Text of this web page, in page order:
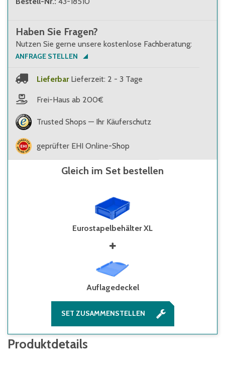
Haben Sie Fragen?
Nutzen Sie gerne unsere kostenlose Fachberatung:
ANFRAGE STELLEN
Lieferbar Lieferzeit: 2 - 3 Tage
Frei-Haus ab 200€
Trusted Shops — Ihr Käuferschutz
geprüfter EHI Online-Shop
Gleich im Set bestellen
Eurostapelbehälter XL
Auflagedeckel
SET ZUSAMMENSTELLEN
Produktdetails